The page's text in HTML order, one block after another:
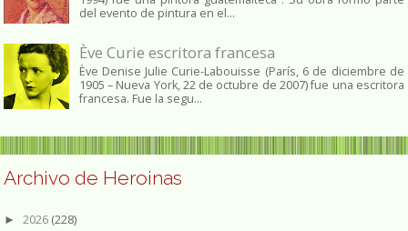
del evento de pintura en el...
Ève Curie escritora francesa
Ève Denise Julie Curie-Labouisse (París, 6 de diciembre de
1905 – Nueva York, 22 de octubre de 2007) fue una escritora
francesa. Fue la segu...
Archivo de Heroinas
► 2026 (228)